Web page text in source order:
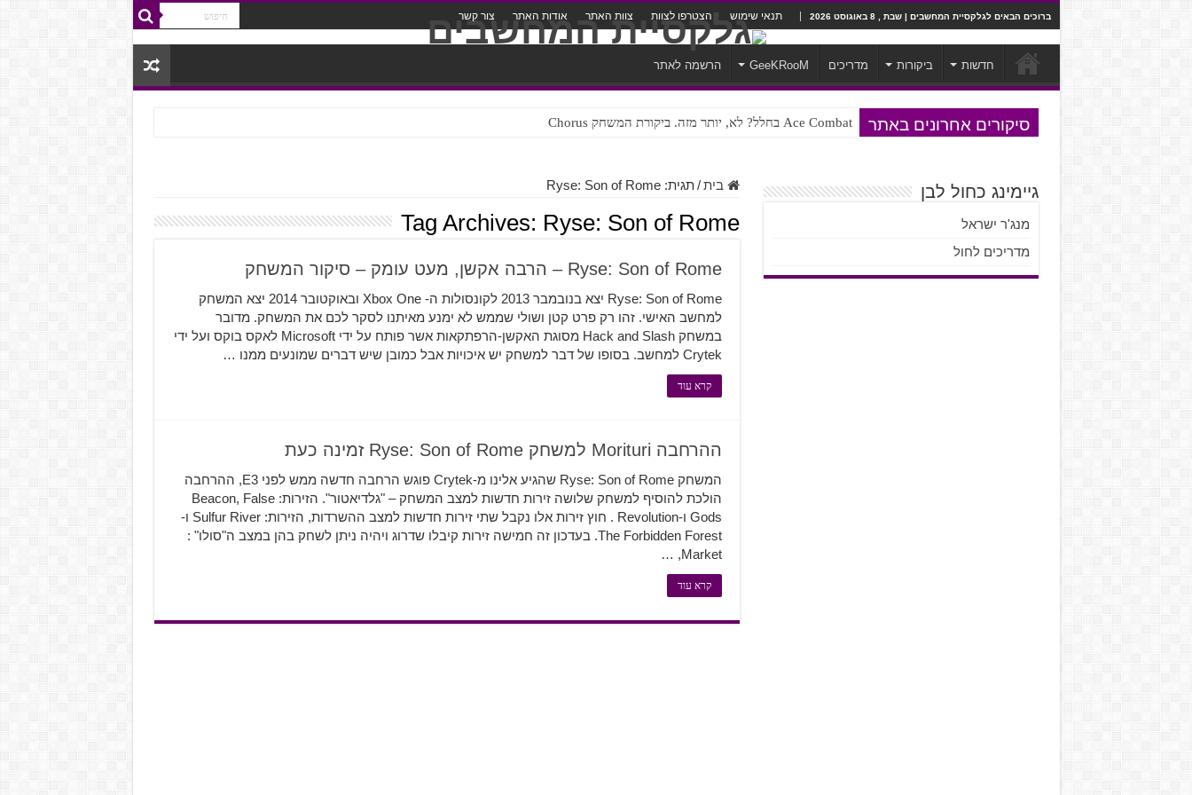
ברוכים הבאים לגלקסיית המחשבים | שבת , 8 באוגוסט 2026 תנאי שימוש הצטרפו לצוות צוות האתר אודות האתר צור קשר
חדשות ביקורות מדריכים GeeKRooM הרשמה לאתר
סיקורים אחרונים באתר Ace Combat בחלל? לא, יותר מזה. ביקורת המשחק Chorus
Steven Universe והשירים שתורגמו בצורה נוראית לעברית
בית / תגית:Ryse: Son of Rome
Tag Archives: Ryse: Son of Rome
Ryse: Son of Rome – הרבה אקשן, מעט עומק – סיקור המשחק
Ryse: Son of Rome יצא בנובמבר 2013 לקונסולות ה- Xbox One ובאוקטובר 2014 יצא המשחק
למחשב האישי. זהו רק פרט קטן ושולי שממש לא ימנע מאיתנו לסקר לכם את המשחק. מדובר
במשחק Hack and Slash מסוגת האקשן-הרפתקאות אשר פותח על ידי Microsoft לאקס בוקס ועל ידי
Crytek למחשב. בסופו של דבר למשחק יש איכויות אבל כמובן שיש דברים שמונעים ממנו …
קרא עוד
ההרחבה Morituri למשחק Ryse: Son of Rome זמינה כעת
המשחק Ryse: Son of Rome שהגיע אלינו מ-Crytek פוגש הרחבה חדשה ממש לפני E3, ההרחבה
הולכת להוסיף למשחק שלושה זירות חדשות למצב המשחק – "גלדיאטור". הזירות: Beacon, False
Gods ו-Revolution . חוץ זירות אלו נקבל שתי זירות חדשות למצב ההשרדות, הזירות: Sulfur River ו-
The Forbidden Forest. בעדכון זה חמישה זירות קיבלו שדרוג ויהיה ניתן לשחק בהן במצב ה"סולו" :
Market, …
קרא עוד
גיימינג כחול לבן
מנג'ר ישראל
מדריכים לחול